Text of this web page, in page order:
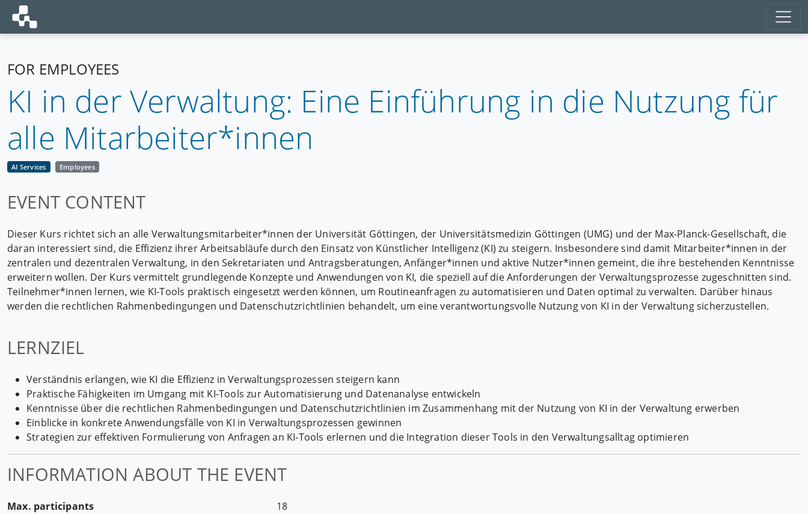
FOR EMPLOYEES
KI in der Verwaltung: Eine Einführung in die Nutzung für
alle Mitarbeiter*innen
AI Services Employees
EVENT CONTENT
Dieser Kurs richtet sich an alle Verwaltungsmitarbeiter*innen der Universität Göttingen, der Universitätsmedizin Göttingen (UMG) und der Max-Planck-Gesellschaft, die
daran interessiert sind, die Effizienz ihrer Arbeitsabläufe durch den Einsatz von Künstlicher Intelligenz (KI) zu steigern. Insbesondere sind damit Mitarbeiter*innen in der
zentralen und dezentralen Verwaltung, in den Sekretariaten und Antragsberatungen, Anfänger*innen und aktive Nutzer*innen gemeint, die ihre bestehenden Kenntnisse
erweitern wollen. Der Kurs vermittelt grundlegende Konzepte und Anwendungen von KI, die speziell auf die Anforderungen der Verwaltungsprozesse zugeschnitten sind.
Teilnehmer*innen lernen, wie KI-Tools praktisch eingesetzt werden können, um Routineanfragen zu automatisieren und Daten optimal zu verwalten. Darüber hinaus
werden die rechtlichen Rahmenbedingungen und Datenschutzrichtlinien behandelt, um eine verantwortungsvolle Nutzung von KI in der Verwaltung sicherzustellen.
LERNZIEL
Verständnis erlangen, wie KI die Effizienz in Verwaltungsprozessen steigern kann
Praktische Fähigkeiten im Umgang mit KI-Tools zur Automatisierung und Datenanalyse entwickeln
Kenntnisse über die rechtlichen Rahmenbedingungen und Datenschutzrichtlinien im Zusammenhang mit der Nutzung von KI in der Verwaltung erwerben
Einblicke in konkrete Anwendungsfälle von KI in Verwaltungsprozessen gewinnen
Strategien zur effektiven Formulierung von Anfragen an KI-Tools erlernen und die Integration dieser Tools in den Verwaltungsalltag optimieren
INFORMATION ABOUT THE EVENT
Max. participants
18